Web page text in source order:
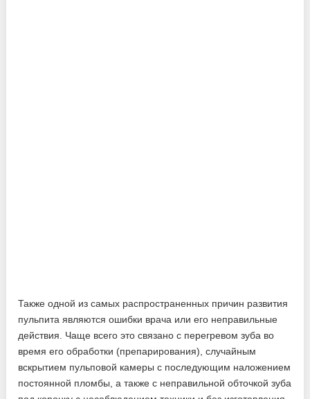
Также одной из самых распространенных причин развития
пульпита являются ошибки врача или его неправильные
действия. Чаще всего это связано с перегревом зуба во
время его обработки (препарирования), случайным
вскрытием пульповой камеры с последующим наложением
постоянной пломбы, а также с неправильной обточкой зуба